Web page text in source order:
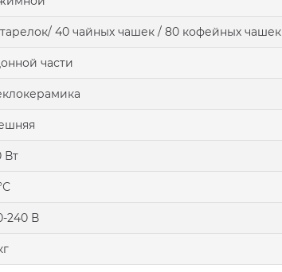
40 чайных чашек / 80 кофейных чашек
части
Вт
240 В